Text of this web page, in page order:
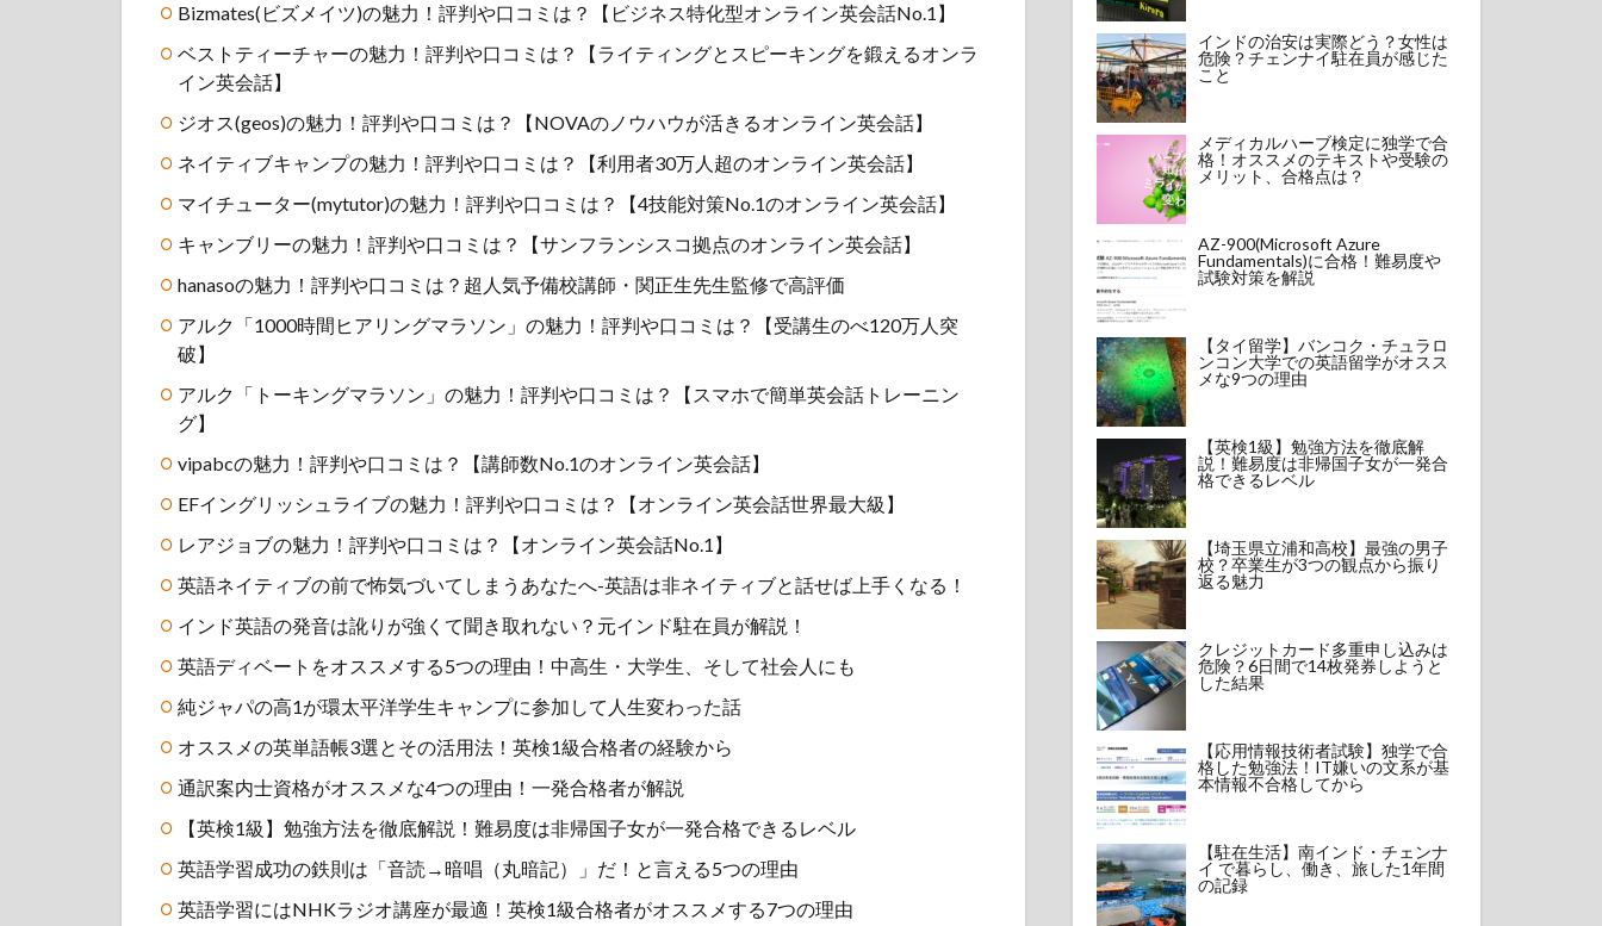
Bizmates(ビズメイツ)の魅力！評判や口コミは？【ビジネス特化型オンライン英会話No.1】
ベストティーチャーの魅力！評判や口コミは？【ライティングとスピーキングを鍛えるオンラ
イン英会話】
ジオス(geos)の魅力！評判や口コミは？【NOVAのノウハウが活きるオンライン英会話】
ネイティブキャンプの魅力！評判や口コミは？【利用者30万人超のオンライン英会話】
マイチューター(mytutor)の魅力！評判や口コミは？【4技能対策No.1のオンライン英会話】
キャンブリーの魅力！評判や口コミは？【サンフランシスコ拠点のオンライン英会話】
hanasoの魅力！評判や口コミは？超人気予備校講師・関正生先生監修で高評価
アルク「1000時間ヒアリングマラソン」の魅力！評判や口コミは？【受講生のべ120万人突
破】
アルク「トーキングマラソン」の魅力！評判や口コミは？【スマホで簡単英会話トレーニン
グ】
vipabcの魅力！評判や口コミは？【講師数No.1のオンライン英会話】
EFイングリッシュライブの魅力！評判や口コミは？【オンライン英会話世界最大級】
レアジョブの魅力！評判や口コミは？【オンライン英会話No.1】
英語ネイティブの前で怖気づいてしまうあなたへ-英語は非ネイティブと話せば上手くなる！
インド英語の発音は訛りが強くて聞き取れない？元インド駐在員が解説！
英語ディベートをオススメする5つの理由！中高生・大学生、そして社会人にも
純ジャパの高1が環太平洋学生キャンプに参加して人生変わった話
オススメの英単語帳3選とその活用法！英検1級合格者の経験から
通訳案内士資格がオススメな4つの理由！一発合格者が解説
【英検1級】勉強方法を徹底解説！難易度は非帰国子女が一発合格できるレベル
英語学習成功の鉄則は「音読→暗唱（丸暗記）」だ！と言える5つの理由
英語学習にはNHKラジオ講座が最適！英検1級合格者がオススメする7つの理由
インドの治安は実際どう？女性は
危険？チェンナイ駐在員が感じた
こと
メディカルハーブ検定に独学で合
格！オススメのテキストや受験の
メリット、合格点は？
AZ-900(Microsoft Azure
Fundamentals)に合格！難易度や
試験対策を解説
【タイ留学】バンコク・チュラロ
ンコン大学での英語留学がオスス
メな9つの理由
【英検1級】勉強方法を徹底解
説！難易度は非帰国子女が一発合
格できるレベル
【埼玉県立浦和高校】最強の男子
校？卒業生が3つの観点から振り
返る魅力
クレジットカード多重申し込みは
危険？6日間で14枚発券しようと
した結果
【応用情報技術者試験】独学で合
格した勉強法！IT嫌いの文系が基
本情報不合格してから
【駐在生活】南インド・チェンナ
イ で暮らし、働き、旅した1年間
の記録